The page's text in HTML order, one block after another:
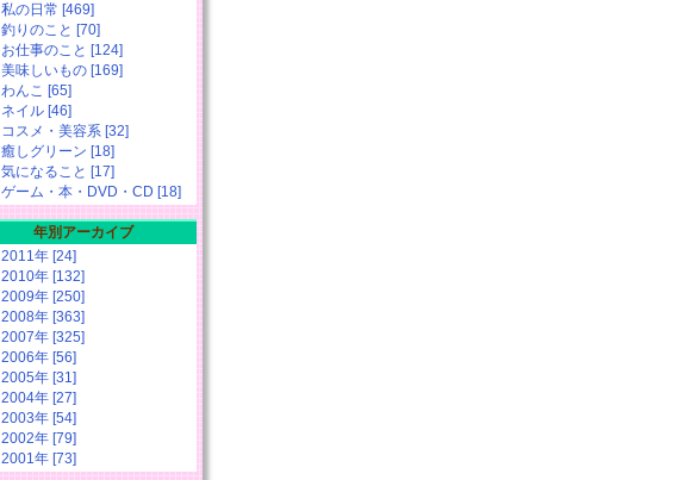
私の日常 [469]
釣りのこと [70]
お仕事のこと [124]
美味しいもの [169]
わんこ [65]
ネイル [46]
コスメ・美容系 [32]
癒しグリーン [18]
気になること [17]
ゲーム・本・DVD・CD [18]
年別アーカイブ
2011年 [24]
2010年 [132]
2009年 [250]
2008年 [363]
2007年 [325]
2006年 [56]
2005年 [31]
2004年 [27]
2003年 [54]
2002年 [79]
2001年 [73]